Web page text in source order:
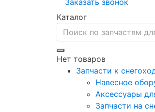
Заказать звонок
Каталог
Нет товаров
Запчасти к
Навесное
Аксессуары
Запчасти на